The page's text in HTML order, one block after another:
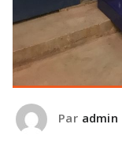
Par admin